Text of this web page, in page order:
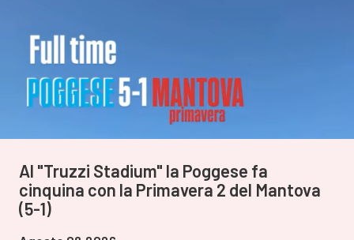
Al "Truzzi Stadium" la Poggese fa
cinquina con la Primavera 2 del Mantova
(5-1)